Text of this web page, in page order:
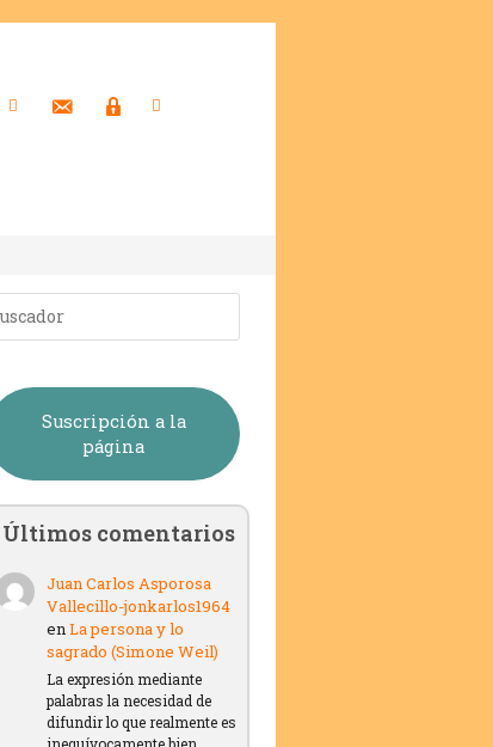
Suscripción a la
página
Últimos comentarios
Juan Carlos Asporosa
Vallecillo-jonkarlos1964
enLa persona y lo
sagrado (Simone Weil)
La expresión mediante
palabras la necesidad de
difundir lo que realmente es